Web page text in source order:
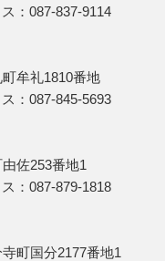
：087-837-9114
牟礼1810番地
：087-845-5693
佐253番地1
：087-879-1818
町国分2177番地1